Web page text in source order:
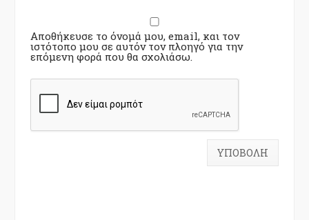
Αποθήκευσε το όνομά μου, email, και τον
ιστότοπο μου σε αυτόν τον πλοηγό για την
επόμενη φορά που θα σχολιάσω.